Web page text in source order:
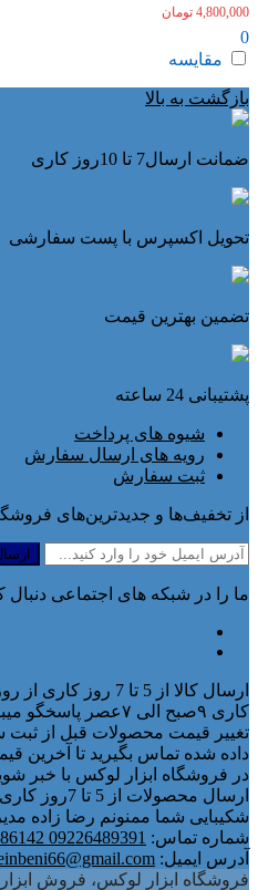
4,800,000 تومان
0
مقایسه
بازگشت به بالا
ضمانت ارسال7 تا 10روز کاری
تحویل اکسپرس با پست سفارشی
تضمین بهترین قیمت
پشتیبانی 24 ساعته
شیوه های پرداخت
رویه های ارسال سفارش
ثبت سفارش
از تخفیف‌ها و جدیدترین‌های
ما را در شبکه های اجتماعی دنبال
ارسال کالا از 5 تا 7
کاری ۹صبح الی ۷عصر
تغییر قیمت محصولات قبل از
داده شده تماس بگیرید تا آخرین
در فروشگاه ابزار لوکس با خبر
ارسال
شکیبایی شما ممنونم رضا زاده
شماره تماس: 09226489391 09213786142
آدرس ایمیل:
فروشگاه ابزار لوکس، فروش